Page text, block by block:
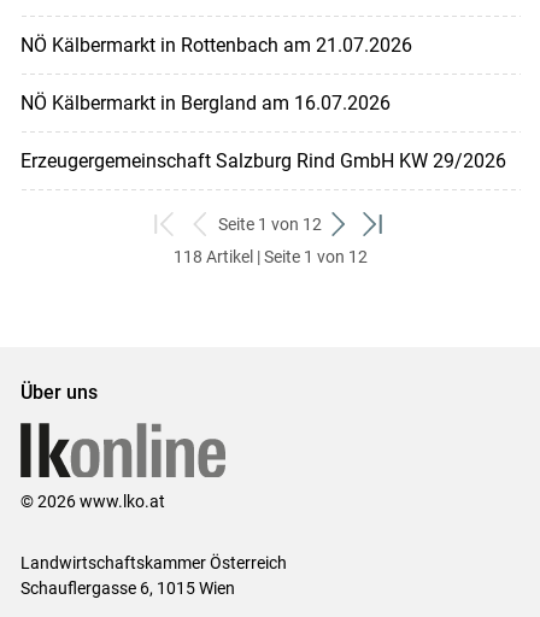
NÖ Kälbermarkt in Rottenbach am 21.07.2026
NÖ Kälbermarkt in Bergland am 16.07.2026
Erzeugergemeinschaft Salzburg Rind GmbH KW 29/2026
zum
ersten
zurück
zum
Seite 1 von 12
weiter
zum
zum
118 Artikel | Seite 1 von 12
Über uns
© 2026 www.lko.at
Landwirtschaftskammer Österreich
Schauflergasse 6, 1015 Wien